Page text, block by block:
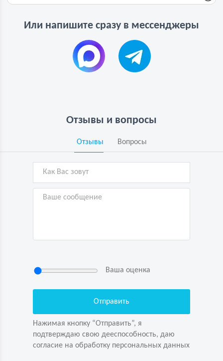
Или напишите сразу в мессенджеры
Отзывы и вопросы
Отзывы Вопросы
Ваша оценка
Нажимая кнопку “Отправить”, я
подтверждаю свою дееспособность, даю
согласие на обработку персональных данных
Нажимая кнопку “Отправить”, я
согласие на обработку персональных данных
Задайте вопрос первым!